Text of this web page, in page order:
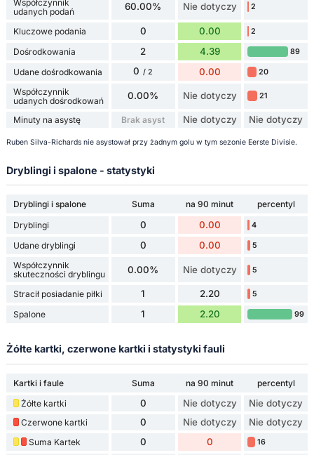
Współczynnik
udanych podań
60.00% Nie dotyczy 2
Kluczowe podania 0 0.00 2
Dośrodkowania 2 4.39 89
Udane dośrodkowania 0 / 2 0.00 20
Współczynnik
udanych dośrodkowań
0.00% Nie dotyczy 21
Minuty na asystę Brak asyst Nie dotyczy Nie dotyczy
Ruben Silva-Richards nie asystował przy żadnym golu w tym sezonie Eerste Divisie.
Dryblingi i spalone - statystyki
Dryblingi i spalone Suma na 90 minut
percentyl
Dryblingi
0 0.00 4
Udane dryblingi 0 0.00 5
Współczynnik
skuteczności dryblingu
0.00% Nie dotyczy 5
Stracił posiadanie piłki 1 2.20 5
Spalone 1 2.20 99
Żółte kartki, czerwone kartki i statystyki fauli
Kartki i faule Suma na 90 minut
percentyl
Żółte kartki
0 Nie dotyczy Nie dotyczy
Czerwone kartki 0 Nie dotyczy Nie dotyczy
Suma Kartek 0 0 16